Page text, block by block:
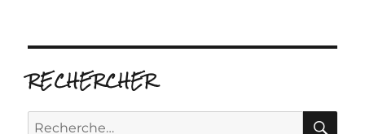
RECHERCHER
Recherche